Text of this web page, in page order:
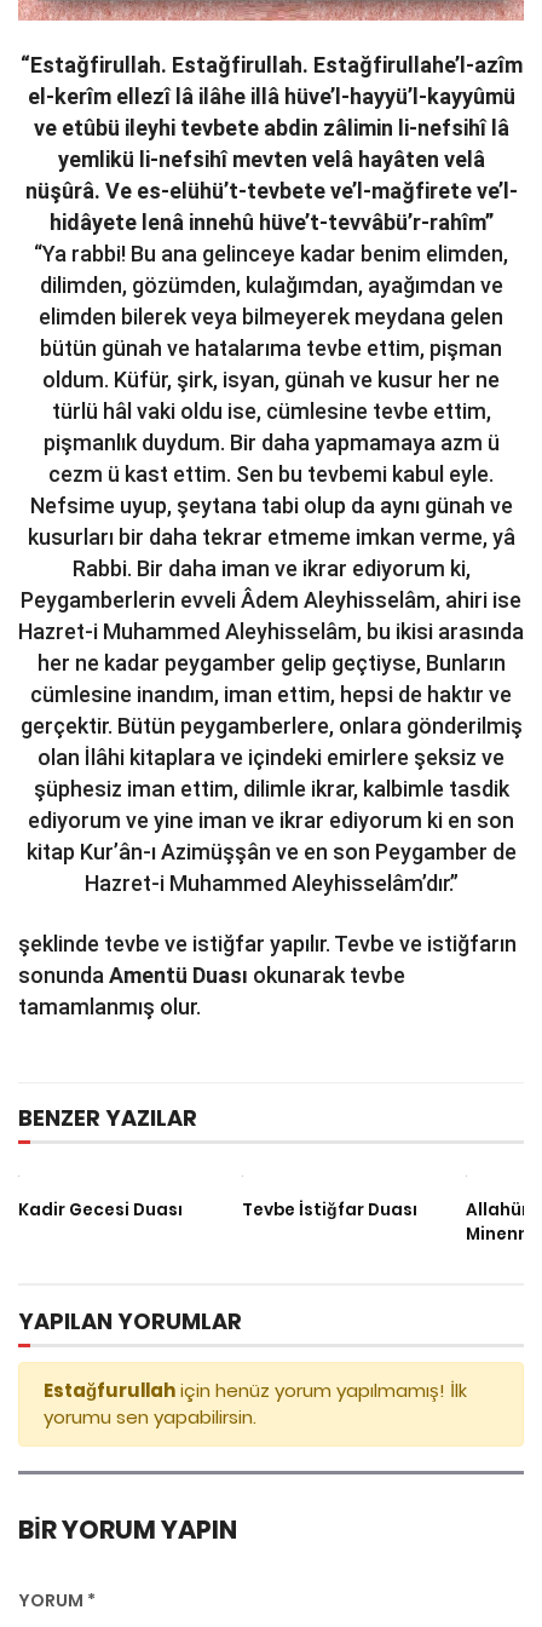
“Estağfirullah. Estağfirullah. Estağfirullahe’l-azîm
el-kerîm ellezî lâ ilâhe illâ hüve’l-hayyü’l-kayyûmü
ve etûbü ileyhi tevbete abdin zâlimin li-nefsihî lâ
yemlikü li-nefsihî mevten velâ hayâten velâ
nüşûrâ. Ve es-elühü’t-tevbete ve’l-mağfirete ve’l-
hidâyete lenâ innehû hüve’t-tevvâbü’r-rahîm”
“Ya rabbi! Bu ana gelinceye kadar benim elimden,
dilimden, gözümden, kulağımdan, ayağımdan ve
elimden bilerek veya bilmeyerek meydana gelen
bütün günah ve hatalarıma tevbe ettim, pişman
oldum. Küfür, şirk, isyan, günah ve kusur her ne
türlü hâl vaki oldu ise, cümlesine tevbe ettim,
pişmanlık duydum. Bir daha yapmamaya azm ü
cezm ü kast ettim. Sen bu tevbemi kabul eyle.
Nefsime uyup, şeytana tabi olup da aynı günah ve
kusurları bir daha tekrar etmeme imkan verme, yâ
Rabbi. Bir daha iman ve ikrar ediyorum ki,
Peygamberlerin evveli Âdem Aleyhisselâm, ahiri ise
Hazret-i Muhammed Aleyhisselâm, bu ikisi arasında
her ne kadar peygamber gelip geçtiyse, Bunların
cümlesine inandım, iman ettim, hepsi de haktır ve
gerçektir. Bütün peygamberlere, onlara gönderilmiş
olan İlâhi kitaplara ve içindeki emirlere şeksiz ve
şüphesiz iman ettim, dilimle ikrar, kalbimle tasdik
ediyorum ve yine iman ve ikrar ediyorum ki en son
kitap Kur’ân-ı Azimüşşân ve en son Peygamber de
Hazret-i Muhammed Aleyhisselâm’dır.”
şeklinde tevbe ve istiğfar yapılır. Tevbe ve istiğfarın
sonundaAmentü Duası okunarak tevbe
tamamlanmış olur.
BENZER YAZILAR
Kadir Gecesi Duası Tevbe İstiğfar Duası
YAPILAN YORUMLAR
Estağfurullahiçin henüz yorum yapılmamış! İlk
yorumu sen yapabilirsin.
BIR YORUM YAPIN
YORUM *